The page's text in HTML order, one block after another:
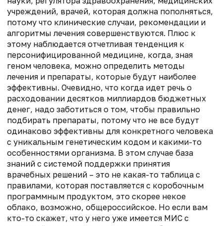
учреждений, врачей, которая должна пополняться,
потому что клинические случаи, рекомендации и
алгоритмы лечения совершенствуются. Плюс к
этому наблюдается отчетливая тенденция к
персонифицированной медицине, когда, зная
геном человека, можно определить методы
лечения и препараты, которые будут наиболее
эффективны. Очевидно, что когда идет речь о
расходовании десятков миллиардов бюджетных
денег, надо заботиться о том, чтобы правильно
подбирать препараты, потому что не все будут
одинаково эффективны для конкретного человека
с уникальным генетическим кодом и какими-то
особенностями организма. В этом случае база
знаний с системой поддержки принятия
врачебных решений – это не какая-то таблица с
правилами, которая поставляется с коробочным
программным продуктом, это скорее некое
облако, возможно, общероссийское. Но если вам
кто-то скажет, что у него уже имеется МИС с